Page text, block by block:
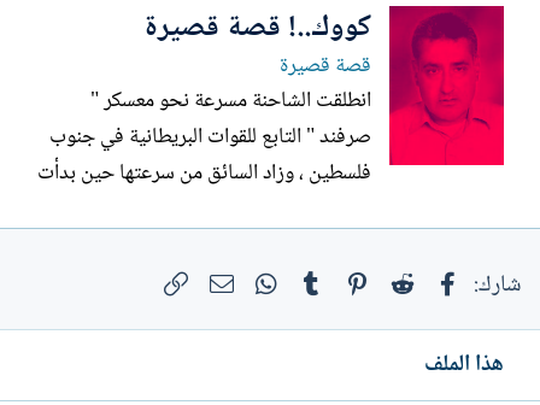
إ
ن
ش
ا
ء
كووك..! قصة قصيرة
قصة قصيرة
انطلقت الشاحنة مسرعة نحو معسكر "
صرفند " التابع للقوات البريطانية في جنوب
فلسطين ، وزاد السائق من سرعتها حين بدأت
قائلا:- - كفوا عن مداعبة سكان القرية ،فهم لا
شارك: فيسبوك Reddit
Pinterest
Tumblr
WhatsAppالبريد الإلكتروني
هذا الملف